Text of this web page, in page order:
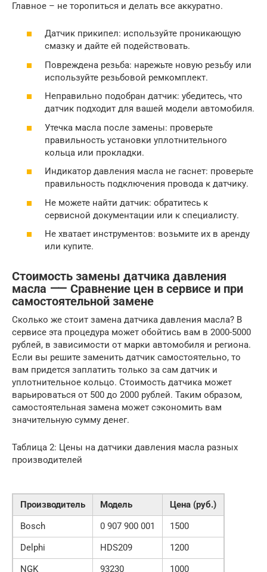
Главное – не торопиться и делать все аккуратно.
Датчик прикипел: используйте проникающую
смазку и дайте ей подействовать.
Повреждена резьба: нарежьте новую резьбу или
используйте резьбовой ремкомплект.
Неправильно подобран датчик: убедитесь, что
датчик подходит для вашей модели автомобиля.
Утечка масла после замены: проверьте
правильность установки уплотнительного
кольца или прокладки.
Индикатор давления масла не гаснет: проверьте
правильность подключения провода к датчику.
Не можете найти датчик: обратитесь к
сервисной документации или к специалисту.
Не хватает инструментов: возьмите их в аренду
или купите.
Стоимость замены датчика давления
масла ⸺ Сравнение цен в сервисе и при
самостоятельной замене
Сколько же стоит замена датчика давления масла? В
сервисе эта процедура может обойтись вам в 2000-5000
рублей, в зависимости от марки автомобиля и региона.
Если вы решите заменить датчик самостоятельно, то
вам придется заплатить только за сам датчик и
уплотнительное кольцо. Стоимость датчика может
варьироваться от 500 до 2000 рублей. Таким образом,
самостоятельная замена может сэкономить вам
значительную сумму денег.
Таблица 2: Цены на датчики давления масла разных
производителей
Производитель Модель
Цена (руб.)
Bosch
0 907 900 001
1500
Delphi
HDS209
1200
NGK
93230 1000